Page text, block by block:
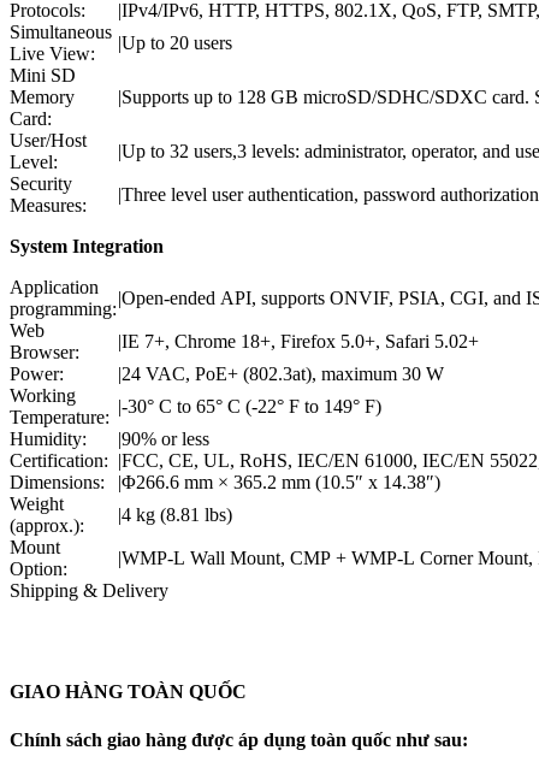
Protocols: |IPv4/IPv6, HTTP, HTTPS, 802.1X, QoS, FTP,
Simultaneous
Live View:
|Up to 20 users
Mini SD
Memory
Card:
|Supports up to 128 GB microSD/SDHC/SDXC card.
User/Host
Level:
|Up to 32 users,3 levels: administrator, operator, and
Security
Measures:
|Three level user authentication, password
System Integration
Application
programming:
|Open-ended API, supports ONVIF, PSIA, CGI, and
Web
Browser:
|IE 7+, Chrome 18+, Firefox 5.0+, Safari 5.02+
Power:
|24 VAC, PoE+ (802.3at), maximum 30 W
Working
Temperature:
|-30° C to 65° C (-22° F to 149° F)
Humidity:
|90% or less
Certification: |FCC, CE, UL, RoHS, IEC/EN 61000, IEC/EN
Dimensions:
|Φ266.6 mm × 365.2 mm (10.5″ x 14.38″)
Weight
(approx.):
|4 kg (8.81 lbs)
Mount
Option:
|WMP-L Wall Mount, CMP + WMP-L Corner
Shipping & Delivery
GIAO HÀNG TOÀN QUỐC
Chính sách giao hàng được áp dụng toàn quốc như sau: